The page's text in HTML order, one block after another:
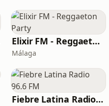
Elixir FM - Reggaeton Party
Málaga
Fiebre Latina Radio 96.6 FM